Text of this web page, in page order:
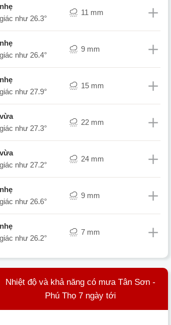
nhẹ
như 26.3°
11 mm
nhẹ
như 26.4°
9 mm
nhẹ
như 27.9°
15 mm
vừa
như 27.3°
22 mm
vừa
như 27.2°
24 mm
nhẹ
như 26.6°
9 mm
nhẹ
như 26.2°
7 mm
Nhiệt độ và khả năng có mưa Tân Sơn -
Phú Thọ 7 ngày tới